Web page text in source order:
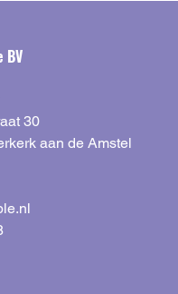
BV
30
aan de Amstel